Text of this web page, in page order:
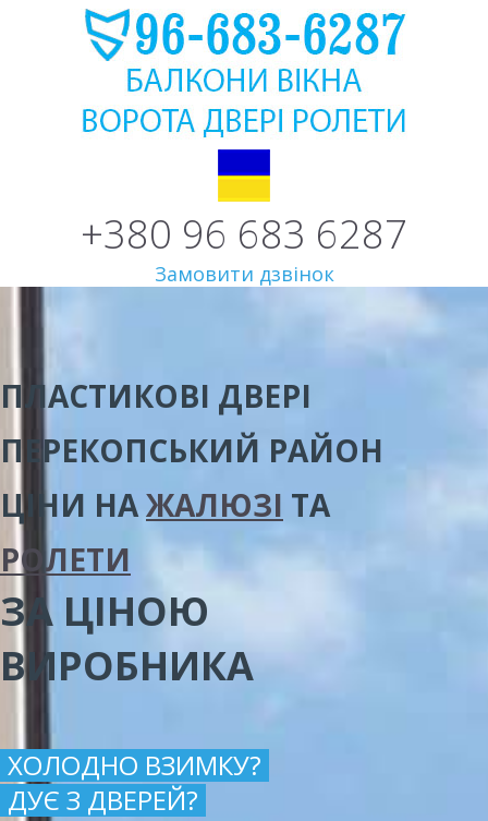
+380 96 683 6287
Замовити дзвінок
ПЛАСТИКОВІ ДВЕРІ
ПЕРЕКОПСЬКИЙ РАЙОН
ЦІНИ НАЖАЛЮЗІ ТА
РОЛЕТИ
ЗА ЦІНОЮ
ВИРОБНИКА
ХОЛОДНО ВЗИМКУ?
ДУЄ З ДВЕРЕЙ?